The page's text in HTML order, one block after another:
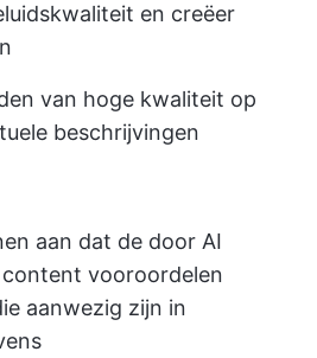
en creëer
van hoge kwaliteit op
beschrijvingen
aan dat de door AI
vooroordelen
aanwezig zijn in